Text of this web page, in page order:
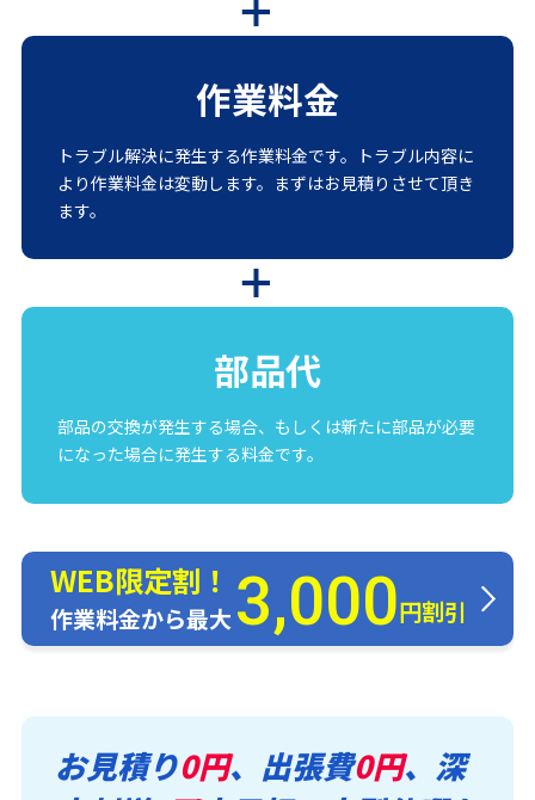
作業料金
トラブル解決に発生する作業料金です。トラブル内容に
より作業料金は変動します。まずはお見積りさせて頂き
ます。
部品代
部品の交換が発生する場合、もしくは新たに部品が必要
になった場合に発生する料金です。
WEB限定割！
作業料金から最大3,000円割引
お見積り0円、出張費0円、深